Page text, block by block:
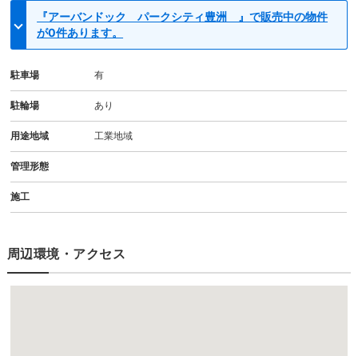
『アーバンドック パークシティ豊洲 』で販売中の物件
が0件あります。
駐車場 有
駐輪場 あり
用途地域 工業地域
管理形態
施工
周辺環境・アクセス